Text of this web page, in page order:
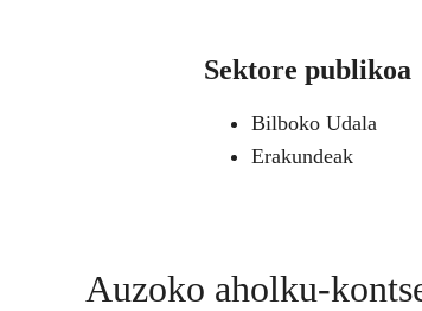
Sektore publikoa
Bilboko Udala
Erakundeak
Auzoko aholku-